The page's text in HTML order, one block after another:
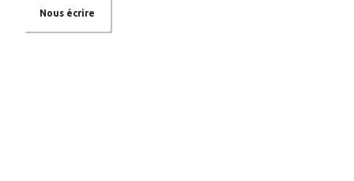
Nous écrire